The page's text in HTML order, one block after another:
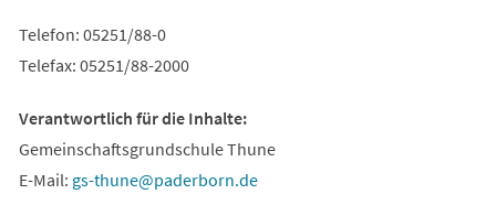
Telefon: 05251/88-0
Telefax: 05251/88-2000
Verantwortlich für die Inhalte:
Gemeinschaftsgrundschule Thune
E-Mail: gs-thune paderborn de